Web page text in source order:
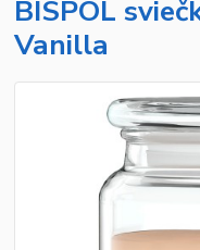
BISPOL
Vanilla